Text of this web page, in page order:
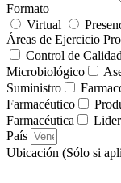
Formato
Virtual
Áreas de Ejercicio
Control de
Microbiológico
Suministro
Farmacéutico
Farmacéutica
País
Ubicación (Sólo si